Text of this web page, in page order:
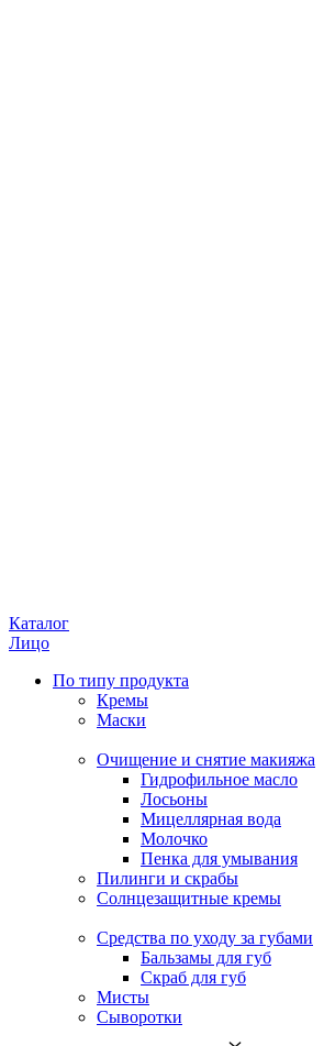
Каталог
Лицо
По типу продукта
Кремы
Маски
Очищение и снятие макияжа
Гидрофильное масло
Лосьоны
Мицеллярная вода
Молочко
Пенка для умывания
Пилинги и скрабы
Солнцезащитные кремы
Средства по уходу за губами
Бальзамы для губ
Скраб для губ
Мисты
Сыворотки